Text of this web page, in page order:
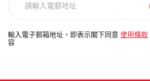
電
郵
輸入電子郵箱地址，即表示閣下同意 使用條款
容